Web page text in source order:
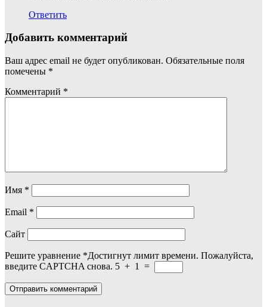
Ответить
Добавить комментарий
Ваш адрес email не будет опубликован. Обязательные поля
помечены *
Комментарий *
Имя *
Email *
Сайт
Решите уравнение *Достигнут лимит времени. Пожалуйста,
введите CAPTCHA снова. 5 + 1 =